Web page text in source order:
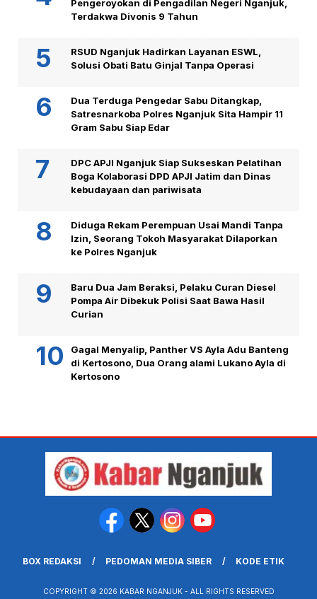
Pengeroyokan di Pengadilan Negeri Nganjuk,
Terdakwa Divonis 9 Tahun
RSUD Nganjuk Hadirkan Layanan ESWL,
Solusi Obati Batu Ginjal Tanpa Operasi
Dua Terduga Pengedar Sabu Ditangkap,
Satresnarkoba Polres Nganjuk Sita Hampir 11
Gram Sabu Siap Edar
DPC APJI Nganjuk Siap Sukseskan Pelatihan
Boga Kolaborasi DPD APJI Jatim dan Dinas
kebudayaan dan pariwisata
Diduga Rekam Perempuan Usai Mandi Tanpa
Izin, Seorang Tokoh Masyarakat Dilaporkan
ke Polres Nganjuk
Baru Dua Jam Beraksi, Pelaku Curan Diesel
Pompa Air Dibekuk Polisi Saat Bawa Hasil
Curian
Gagal Menyalip, Panther VS Ayla Adu Banteng
di Kertosono, Dua Orang alami Lukano Ayla di
Kertosono
BOX REDAKSI PEDOMAN MEDIA SIBER KODE ETIK
COPYRIGHT © 2026 KABAR NGANJUK - ALL RIGHTS RESERVED